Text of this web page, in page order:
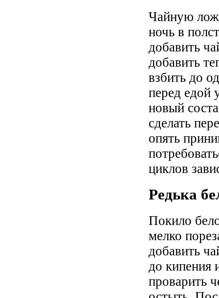
Чайную
ночь в
добавить
добавить
взбить до
перед едой
новый
сделать
опять
циклов
Редька
Покило
мелко
добавить
до кипения
проварить